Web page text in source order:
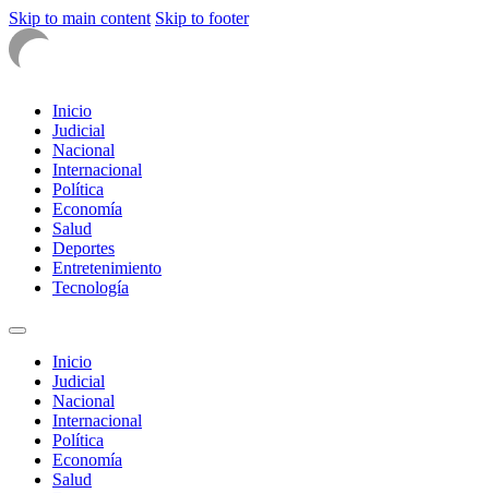
Skip to main content Skip to footer
Inicio
Judicial
Nacional
Internacional
Política
Economía
Salud
Deportes
Entretenimiento
Tecnología
Inicio
Judicial
Nacional
Internacional
Política
Economía
Salud